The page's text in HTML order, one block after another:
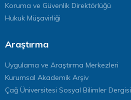
Koruma ve Güvenlik Direktörlüğü
Hukuk Müşavirliği
Araştırma
Uygulama ve Araştırma Merkezleri
Kurumsal Akademik Arşiv
Çağ Üniversitesi Sosyal Bilimler Dergisi